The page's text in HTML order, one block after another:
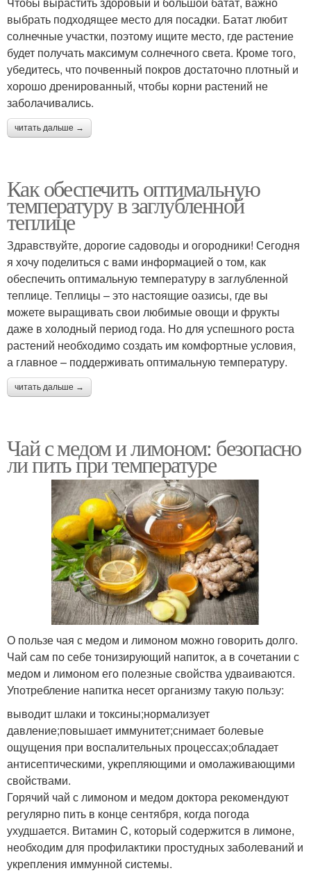
выбрать подходящее место для посадки. Батат любит
солнечные участки, поэтому ищите место, где растение
будет получать максимум солнечного света. Кроме того,
убедитесь, что почвенный покров достаточно плотный и
хорошо дренированный, чтобы корни растений не
заболачивались.
читать дальше →
Как обеспечить оптимальную
температуру в заглубленной
теплице
Здравствуйте, дорогие садоводы и огородники! Сегодня
я хочу поделиться с вами информацией о том, как
обеспечить оптимальную температуру в заглубленной
теплице. Теплицы – это настоящие оазисы, где вы
можете выращивать свои любимые овощи и фрукты
даже в холодный период года. Но для успешного роста
растений необходимо создать им комфортные условия,
а главное – поддерживать оптимальную температуру.
читать дальше →
Чай с медом и лимоном: безопасно
ли пить при температуре
О пользе чая с медом и лимоном можно говорить долго.
Чай сам по себе тонизирующий напиток, а в сочетании с
медом и лимоном его полезные свойства удваиваются.
Употребление напитка несет организму такую пользу:
выводит шлаки и токсины;нормализует
давление;повышает иммунитет;снимает болевые
ощущения при воспалительных процессах;обладает
антисептическими, укрепляющими и омолаживающими
свойствами.
Горячий чай с лимоном и медом доктора рекомендуют
регулярно пить в конце сентября, когда погода
ухудшается. Витамин C, который содержится в лимоне,
необходим для профилактики простудных заболеваний и
укрепления иммунной системы.